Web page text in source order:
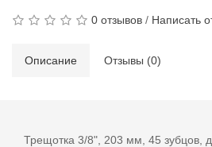
0 отзывов / Написать
Описание Отзывы (0)
Трещотка 3/8", 203 мм, 45 зубцов,